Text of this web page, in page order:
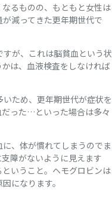
るものの、もともと女性は
減ってきた更年期世代で
すが、これは脳貧血という状
は、血液検査をしなければ
ため、更年期世代が症状を
った…といった場合は多々
、体が慣れてしまうのでま
障がないように見えます
いうこと。ヘモグロビンは
になります。